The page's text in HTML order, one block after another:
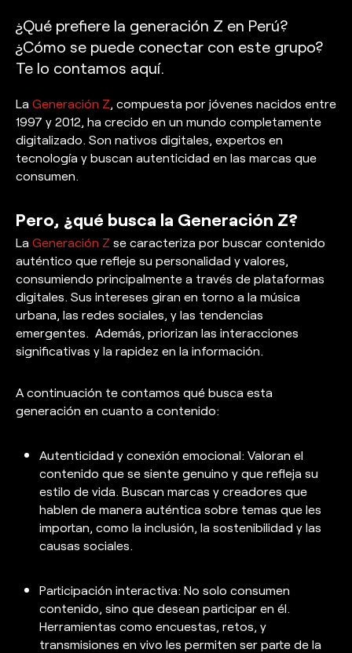
¿Qué prefiere la generación Z en Perú?
¿Cómo se puede conectar con este grupo?
Te lo contamos aquí.
La Generación Z, compuesta por jóvenes nacidos entre
1997 y 2012, ha crecido en un mundo completamente
digitalizado. Son nativos digitales, expertos en
tecnología y buscan autenticidad en las marcas que
consumen.
Pero, ¿qué busca la Generación Z?
La Generación Z se caracteriza por buscar contenido
auténtico que refleje su personalidad y valores,
consumiendo principalmente a través de plataformas
digitales. Sus intereses giran en torno a la música
urbana, las redes sociales, y las tendencias
emergentes. Además, priorizan las interacciones
significativas y la rapidez en la información.
A continuación te contamos qué busca esta
generación en cuanto a contenido:
Autenticidad y conexión emocional: Valoran el
contenido que se siente genuino y que refleja su
estilo de vida. Buscan marcas y creadores que
hablen de manera auténtica sobre temas que les
importan, como la inclusión, la sostenibilidad y las
causas sociales.
Participación interactiva: No solo consumen
contenido, sino que desean participar en él.
Herramientas como encuestas, retos, y
transmisiones en vivo les permiten ser parte de la